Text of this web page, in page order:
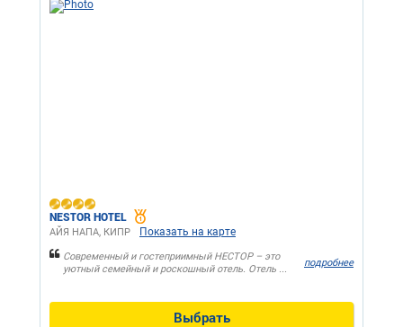
NESTOR HOTEL
АЙЯ НАПА, КИПР Показать на карте
Современный и гостеприимный НЕСТОР – это
уютный семейный и роскошный отель. Отель ...
подробнее
Выбрать